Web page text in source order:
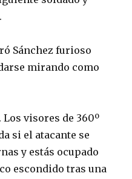
Sánchez furioso
mirando como
visores de 360º
si el atacante se
y estás ocupado
escondido tras una